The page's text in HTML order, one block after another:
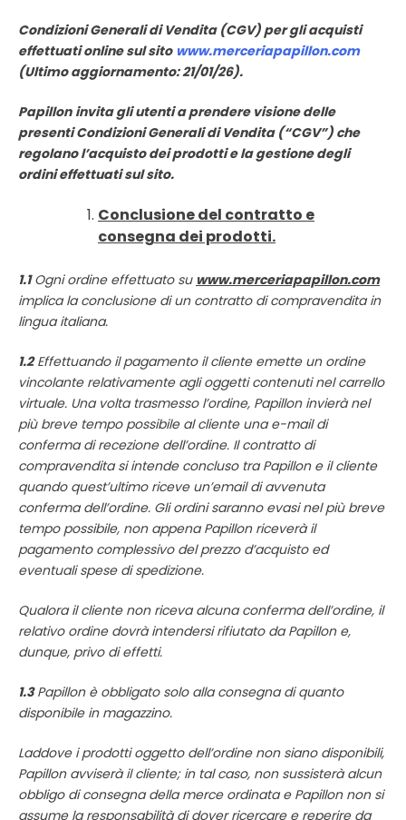
Condizioni Generali di Vendita (CGV) per gli acquisti
effettuati online sul sito www.merceriapapillon.com
(Ultimo aggiornamento: 21/01/26).
Papillon invita gli utenti a prendere visione delle
presenti Condizioni Generali di Vendita (“CGV”) che
regolano l’acquisto dei prodotti e la gestione degli
ordini effettuati sul sito.
Conclusione del contratto e
consegna dei prodotti.
1.1Ogni ordine effettuato su www.merceriapapillon.com
implica la conclusione di un contratto di compravendita in
lingua italiana.
1.2Effettuando il pagamento il cliente emette un ordine
vincolante relativamente agli oggetti contenuti nel carrello
virtuale. Una volta trasmesso l’ordine, Papillon invierà nel
più breve tempo possibile al cliente una e-mail di
conferma di recezione dell’ordine. Il contratto di
compravendita si intende concluso tra Papillon e il cliente
quando quest’ultimo riceve un’email di avvenuta
conferma dell’ordine. Gli ordini saranno evasi nel più breve
tempo possibile, non appena Papillon riceverà il
pagamento complessivo del prezzo d’acquisto ed
eventuali spese di spedizione.
Qualora il cliente non riceva alcuna conferma dell’ordine, il
relativo ordine dovrà intendersi rifiutato da Papillon e,
dunque, privo di effetti.
1.3Papillon è obbligato solo alla consegna di quanto
disponibile in magazzino.
Laddove i prodotti oggetto dell’ordine non siano disponibili,
Papillon avviserà il cliente; in tal caso, non sussisterà alcun
obbligo di consegna della merce ordinata e Papillon non si
assume la responsabilità di dover ricercare e reperire da